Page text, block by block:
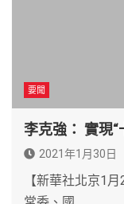
要聞
李克強： 實現“
2021年1月30日
【新華社北京1